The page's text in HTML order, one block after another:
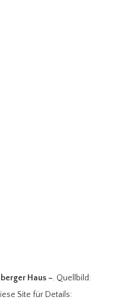
Haus –. Quellbild:
Site für Details: